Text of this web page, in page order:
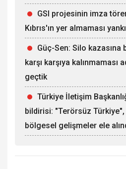
GSI projesinin imza
Kıbrıs'ın yer almaması
Güç-Sen: Silo
karşı karşıya kalınmaması
geçtik
Türkiye İletişim
bildirisi: "Terörsüz
bölgesel gelişmeler ele